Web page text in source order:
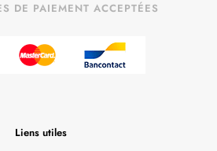
DE PAIEMENT ACCEPTÉES
Liens utiles